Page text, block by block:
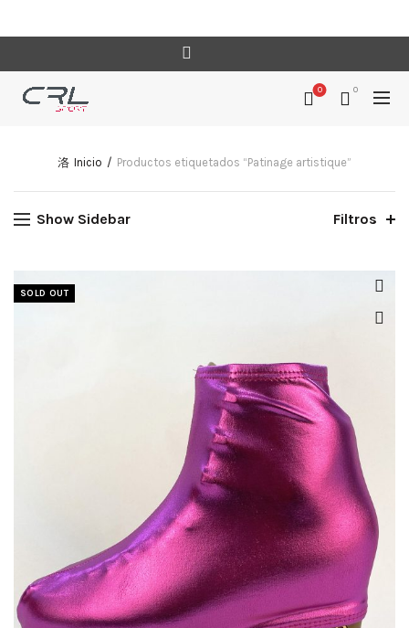
0 0
Inicio Productos etiquetados “Patinage artistique”
Show Sidebar Filtros
SOLD OUT